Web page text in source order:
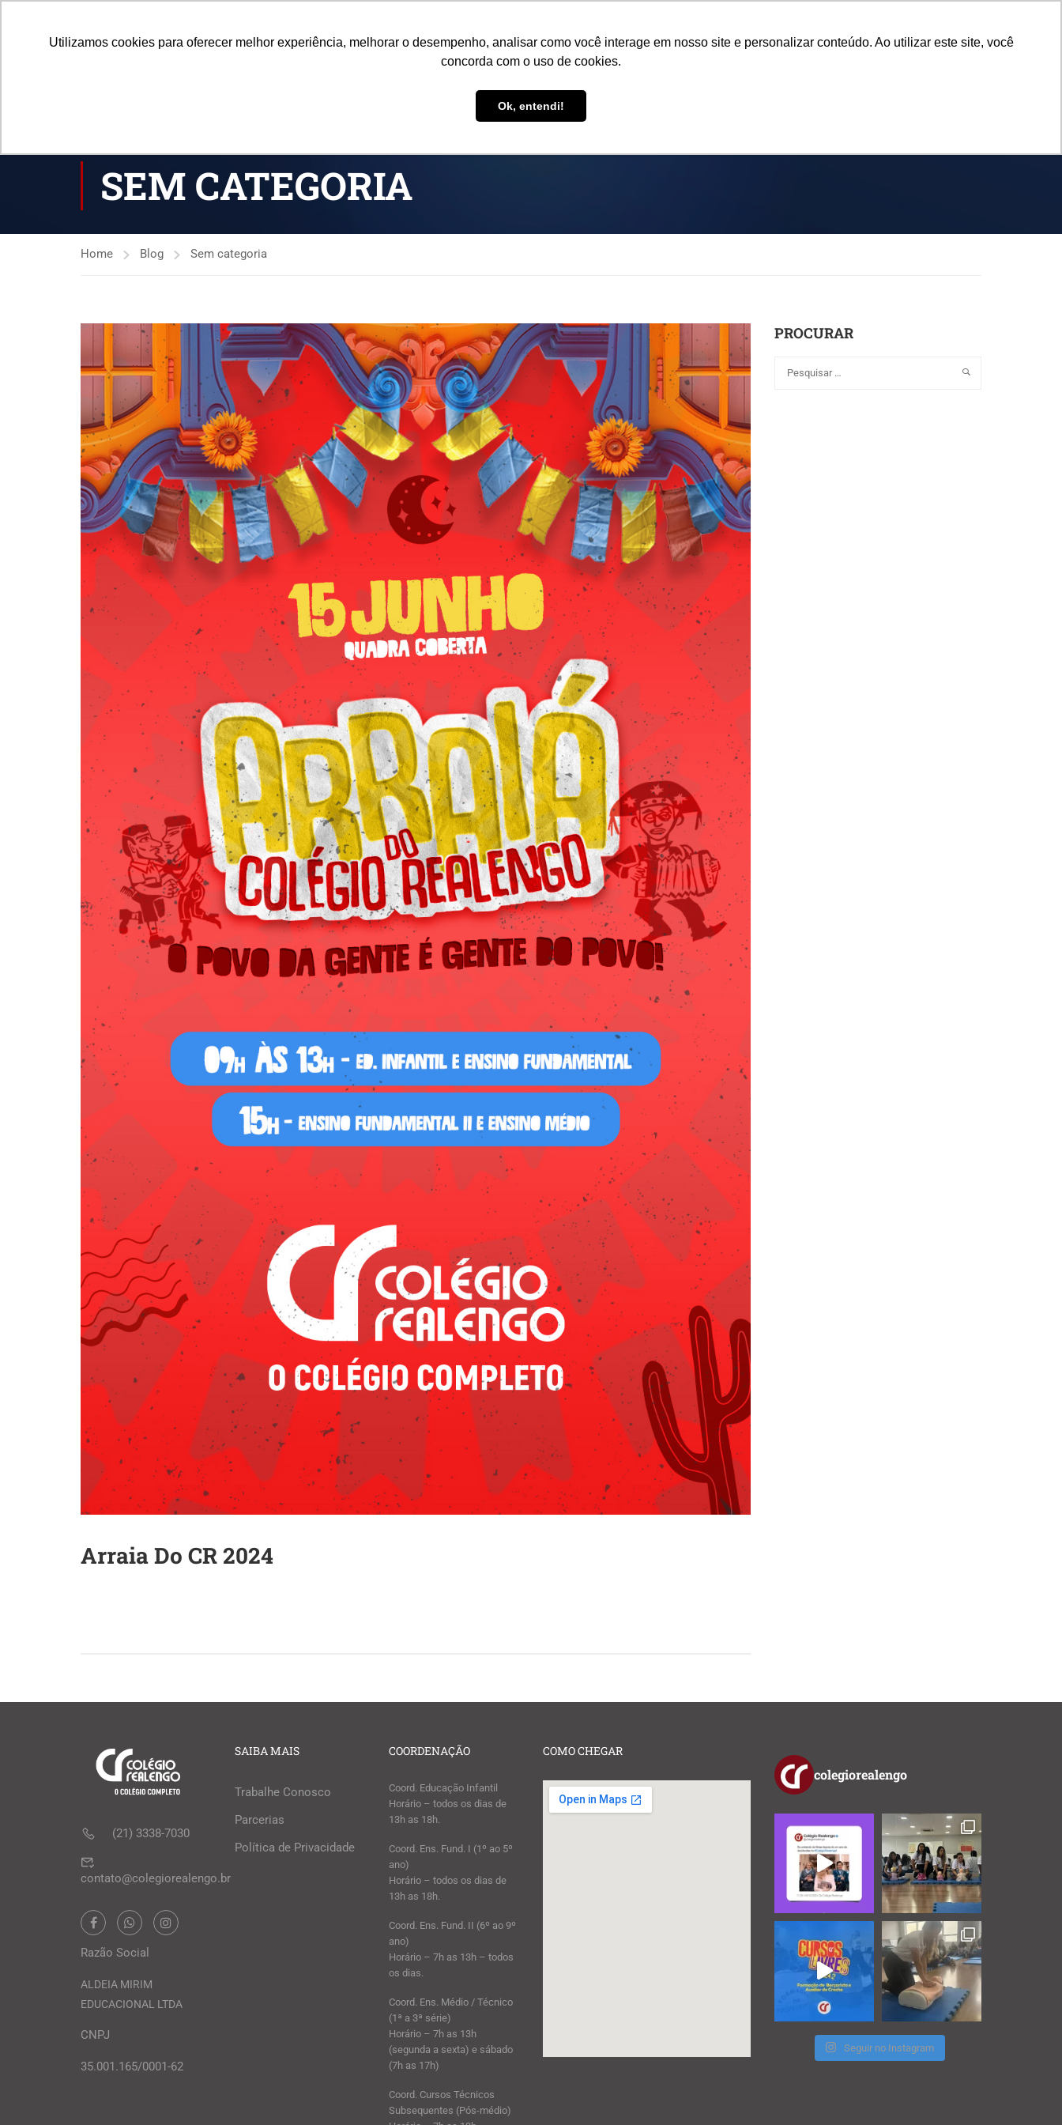
Utilizamos cookies para oferecer melhor experiência, melhorar o desempenho, analisar como você interage em nosso site e personalizar conteúdo. Ao utilizar este site, você
concorda com o uso de cookies.
Ok, entendi!
EDUCADORES CURSOS
SEM CATEGORIA
Home Blog Sem categoria
Arraia Do CR 2024
PROCURAR
(21) 3338-7030
contato@colegiorealengo.br
Razão Social
ALDEIA MIRIM
EDUCACIONAL LTDA
CNPJ
35.001.165/0001-62
SAIBA MAIS
Trabalhe Conosco
Parcerias
Política de Privacidade
COORDENAÇÃO
Coord. Educação Infantil
Horário – todos os dias de
13h as 18h.
Coord. Ens. Fund. I (1º ao 5º
ano)
Horário – todos os dias de
13h as 18h.
Coord. Ens. Fund. II (6º ao 9º
ano)
Horário – 7h as 13h – todos
os dias.
Coord. Ens. Médio / Técnico
(1ª a 3ª série)
Horário – 7h as 13h
(segunda a sexta) e sábado
(7h as 17h)
Coord. Cursos Técnicos
Subsequentes (Pós-médio)
COMO CHEGAR
colegiorealengo
Seguir no Instagram